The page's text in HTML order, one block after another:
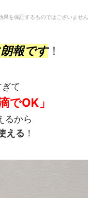
果を保証するものではございません
報です！
て
でOK」
るから
える ！